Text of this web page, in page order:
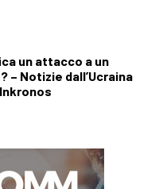
un attacco a un
– Notizie dall’Ucraina